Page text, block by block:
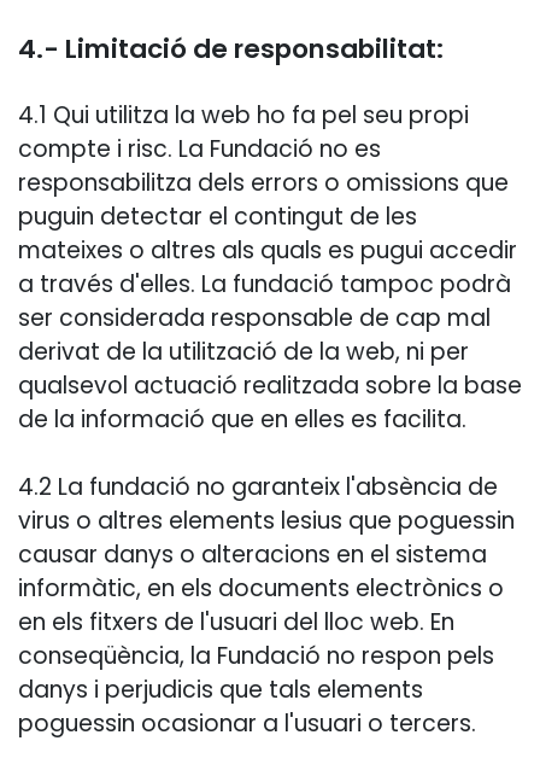
4.- Limitació de responsabilitat:
4.1 Qui utilitza la web ho fa pel seu propi
compte i risc. La Fundació no es
responsabilitza dels errors o omissions que
puguin detectar el contingut de les
mateixes o altres als quals es pugui accedir
a través d'elles. La fundació tampoc podrà
ser considerada responsable de cap mal
derivat de la utilització de la web, ni per
qualsevol actuació realitzada sobre la base
de la informació que en elles es facilita.
4.2 La fundació no garanteix l'absència de
virus o altres elements lesius que poguessin
causar danys o alteracions en el sistema
informàtic, en els documents electrònics o
en els fitxers de l'usuari del lloc web. En
conseqüència, la Fundació no respon pels
danys i perjudicis que tals elements
poguessin ocasionar a l'usuari o tercers.